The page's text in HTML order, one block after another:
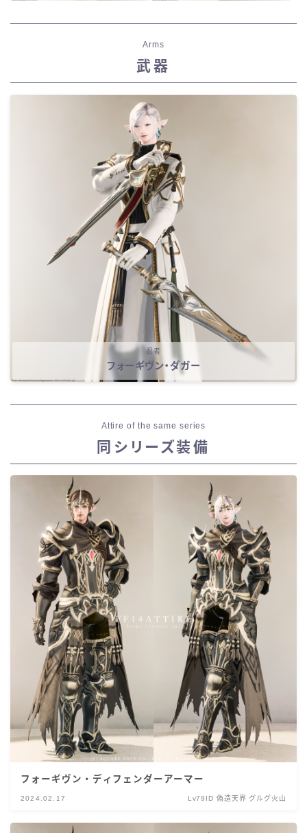
Arms
武器
忍者
フォーギヴン・ダガー
Attire of the same series
同シリーズ装備
フォーギヴン・ディフェンダーアーマー
2024.02.17 Lv79ID 偽造天界 グルグ火山